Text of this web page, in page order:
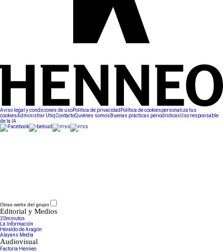
Aviso legal y condiciones de usoPolítica de privacidad Política de cookiespersonaliza tus
cookiesAdministrar UtiqContactoQuiénes somos Buenas prácticas periodísticasUso responsable
de la IA
Otras webs del grupo
Editorial y Medios
20minutos
La Información
Heraldo de Aragón
Alayans Media
Audiovisual
Factoría Henneo